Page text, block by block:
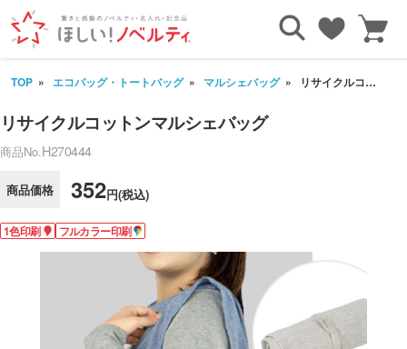
TOP エコバッグ・トートバッグ マルシェバッグ リサイクルコットンマルシェバッグ
リサイクルコットンマルシェバッグ
商品No.H270444
商品価格 352円(税込)
1色印刷 フルカラー印刷